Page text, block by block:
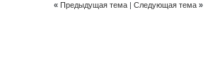
« Предыдущая тема| Следующая тема »